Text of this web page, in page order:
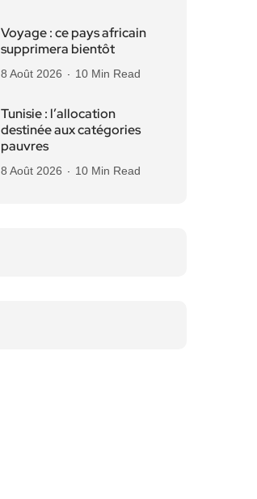
Voyage : ce pays africain
supprimera bientôt
8 Août 2026 10 Min Read
Tunisie : l’allocation
destinée aux catégories
pauvres
8 Août 2026 10 Min Read